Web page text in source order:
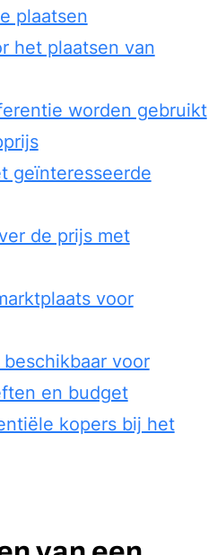
plaatsen
het plaatsen van
worden gebruikt
geïnteresseerde
de prijs met
voor
voor
en budget
kopers bij het